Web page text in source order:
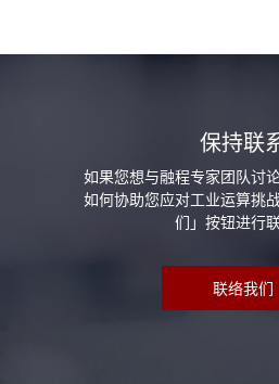
保持联
如果您想与融程专家团队讨
如何协助您应对工业运算挑
们」按钮进行联
联络我们